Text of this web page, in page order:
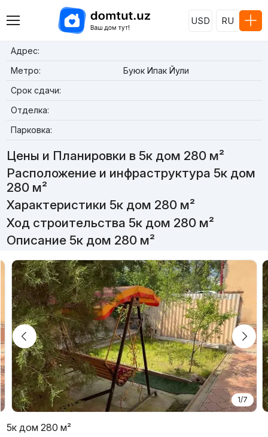
USD RU
Адрес:
Метро:
Буюк Ипак Йули
Срок сдачи:
Отделка:
Парковка:
Цены и Планировки в 5к дом 280 м²
Расположение и инфраструктура 5к дом
280 м²
Характеристики 5к дом 280 м²
Ход строительства 5к дом 280 м²
Описание 5к дом 280 м²
1/7
5к дом 280 м²